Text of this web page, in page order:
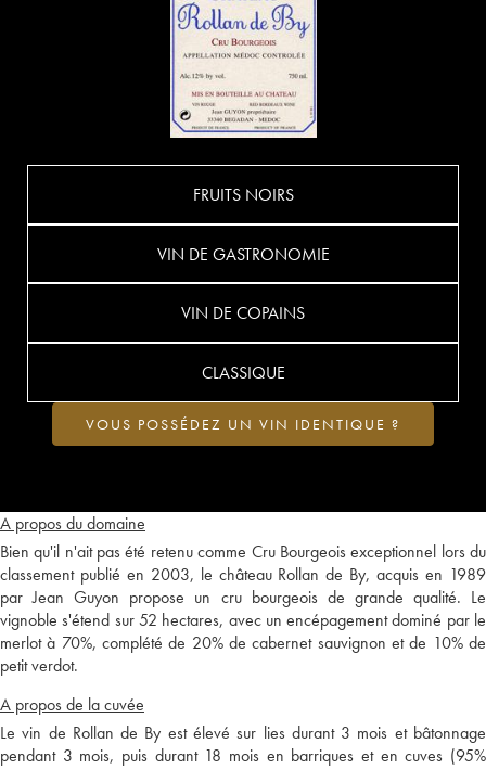
A propos du domaine
Bien qu'il n'ait pas été retenu comme Cru Bourgeois exceptionnel lors du
classement publié en 2003, le château Rollan de By, acquis en 1989
par Jean Guyon propose un cru bourgeois de grande qualité. Le
vignoble s'étend sur 52 hectares, avec un encépagement dominé par le
merlot à 70%, complété de 20% de cabernet sauvignon et de 10% de
petit verdot.
A propos de la cuvée
Le vin de Rollan de By est élevé sur lies durant 3 mois et bâtonnage
pendant 3 mois, puis durant 18 mois en barriques et en cuves (95%
FRUITS NOIRS
VIN DE GASTRONOMIE
VIN DE COPAINS
CLASSIQUE
VOUS POSSÉDEZ UN VIN IDENTIQUE ?